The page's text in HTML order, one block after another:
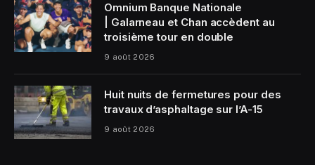
Omnium Banque Nationale
| Galarneau et Chan accèdent au
troisième tour en double
9 août 2026
Huit nuits de fermetures pour des
travaux d’asphaltage sur l’A-15
9 août 2026